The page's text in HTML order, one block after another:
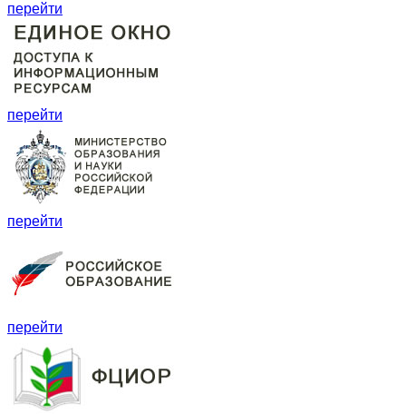
перейти
перейти
перейти
перейти